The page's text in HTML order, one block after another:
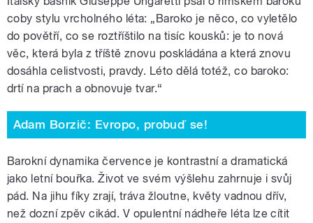
coby stylu vrcholného léta: „Baroko je něco, co vyletělo
do povětří, co se roztříštilo na tisíc kousků: je to nová
věc, která byla z tříště znovu poskládána a která znovu
dosáhla celistvosti, pravdy. Léto dělá totéž, co baroko:
drtí na prach a obnovuje tvar.“
Adam Borzič: Evropo, probuď se!
Barokní dynamika července je kontrastní a dramatická
jako letní bouřka. Život ve svém výšlehu zahrnuje i svůj
pád. Na jihu fíky zrají, tráva žloutne, květy vadnou dřív,
než dozní zpěv cikád. V opulentní nádheře léta lze cítit